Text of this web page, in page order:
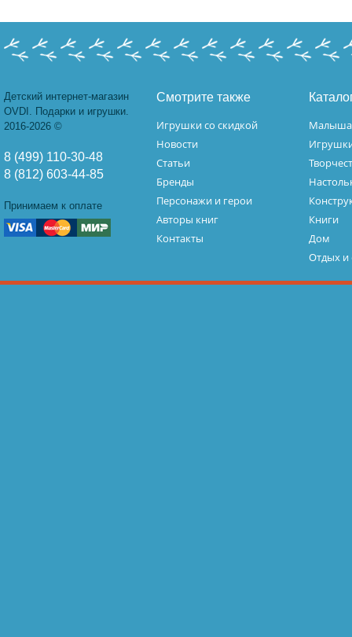
Детский интернет-магазин
OVDI. Подарки и игрушки.
2016-2026 ©
8 (499) 110-30-48
8 (812) 603-44-85
Принимаем к оплате
Смотрите также
Игрушки со скидкой
Новости
Статьи
Бренды
Персонажи и герои
Авторы книг
Контакты
Книги
Дом
Отдых и